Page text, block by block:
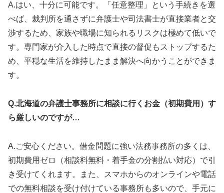
A.はい、十分に可能です。「任意整理」という手続きを選
べば、裁判所を通さずに弁護士や司法書士が直接業者と交
渉するため、家族や職場に知られるリスクは極めて低いで
す。専門家が介入した時点で直接の督促もストップするた
め、平穏な生活を維持したまま解決へ向かうことができま
す。
Q.北海道の弁護士事務所に相談に行くお金（初期費用）す
ら厳しいのですが…
A.ご安心ください。借金問題に強い法務事務所の多くは、
初期費用ゼロ（相談料無料・着手金の分割払い対応）で引
き受けてくれます。また、スマホからのオンラインや電話
での無料相談を受け付けている事務所も多いので、手元に